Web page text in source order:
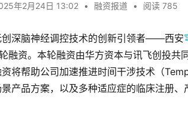
年2月24日 13:02 • 融资报道 • 阅读 785
创深脑神经调控技术的创新引领者——西安
融资。本轮融资由华方资本与讯飞创投
将帮助公司加速推进时间干涉技术（
产品方案，以及多种适应症的临床注册、